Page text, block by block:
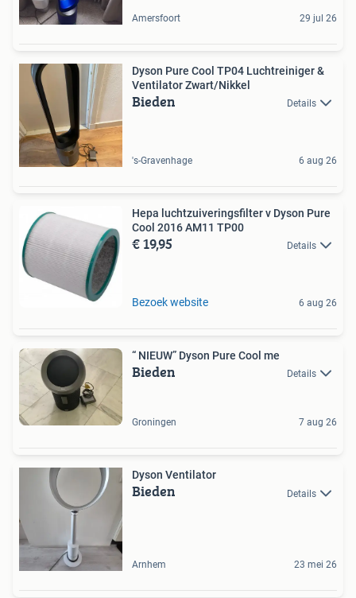
Amersfoort 29 jul 26
Dyson Pure Cool TP04 Luchtreiniger &
Ventilator Zwart/Nikkel
Bieden Details
's-Gravenhage 6 aug 26
Hepa luchtzuiveringsfilter v Dyson Pure
Cool 2016 AM11 TP00
€ 19,95 Details
Bezoek website 6 aug 26
“ NIEUW” Dyson Pure Cool me
Bieden Details
Groningen 7 aug 26
Dyson Ventilator
Bieden Details
Arnhem 23 mei 26